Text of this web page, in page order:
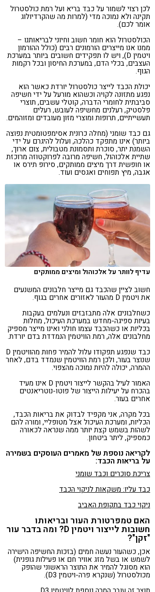
לכן רצוי לשמור על כבד בריא ועל רמת כולסטרול
תקינה ולא נמוכה מדי (למרות מה שהקרדיולוג
אומר לכם).
הכולסטרול הוא חומר חשוב וחיוני לבריאותנו –
ממנו אנו מייצרים הורמונים רבים (כולל ההורמון
ויטמין D), ויש לו תפקידים חשובים ביותר במערכת
העצבים, בכלי הדם, במערכת החיסון ובכל רקמות
הגוף.
יכולת הכבד לייצר כולסטרול יורדת כאשר הוא
נפגע מתזונה לקויה וכשהוא מורעל על ידי חשיפה
סביבתית לחומרי הדברה, קוטלי עשבים, תוצרי
פלסטיק, רעלנים מחשיפה לעובש, רעלים
תעשייתיים, תרופות ומוצרי מזון מעובדים ומזוהמים.
גם כבד שומני (מחלה כרונית אסימפטומטית נפוצה
ביותר) אינו מתפקד כהלכה, ועלול להיגרם על ידי
השמנת יתר, סוכרת ותסמונת מטבולית, צום ארוך,
שתיית אלכוהול, חשיפה מרובה לפרוקטוזה מרוכזת
או חופשית דרך מיצים ממותקים, סירופ תירס או
אגבה, מיץ תפוחים ואגסים ועוד.
עדיף לוותר על אלכוהול ומיצים ממותקים
חשוב לציין שהכבד גם מייצר חלבונים המשנעים
את ויטמין D מהעור לאזורים אחרים בגוף.
כשחלבונים אלה מתבזבזים ונעלמים בעקבות
בעיות ספיגה-מחדש במערכת העיכול, מחלות
בכליות או כשהכבד עצמו חולני ואינו מייצר מספיק
מחלבונים אלה, רמת הוויטמין הנמדדת בדם יורדת.
כבד שנפגע תפקודו עלול להמיר פחות מהוויטמין D
שנוצר בעור, ולכן רמת הוויטמין שנמדד בדם, לאחר
ההמרה, יכולה להיות נמוכה מהצפוי.
האמור לעיל בהקשר לייצור ויטמין D אינו מעיד
בהכרח על יעילות הייצור של פוטו-נוטריאנטים
אחרים בעור.
בכל מקרה, אני מקפיד לבדוק את בריאות הכבד,
הכליות, ומערכת העיכול אצל מטופליי, ומורה להם
לשהות בשמש קצת יותר ממה שנראה לכאורה
כמספיק, ליתר ביטחון.
לקריאה נוספת של מאמרים העוסקים בשמירה
על בריאות הכבד:
צריכת סוכרים וכבד שומני
כבד עליו: משקאות לניקוי הכבד
ניקוי כבד בתקופת האביב
האם טמפרטורת העור ובריאותו
חשובות לייצור ויטמין D? ומה בדבר עור
"זקן"?
אכן, כשהעור נעשה חמים (בזכות החשיפה הישירה
לשמש או בשל מזג אוויר חם או פעילות גופנית)
הוא מסוגל להמיר את התוצר הראשוני שהופק
מכולסטרול (שנקרא פרה-ויטמין D3).